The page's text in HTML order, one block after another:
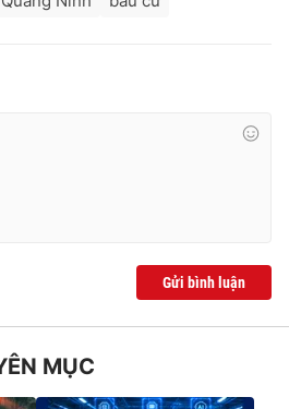
Gửi bình luận
MỤC